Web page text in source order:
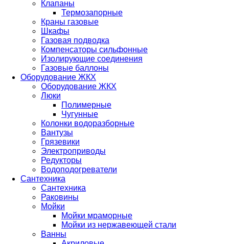
Клапаны
Термозапорные
Краны газовые
Шкафы
Газовая подводка
Компенсаторы сильфонные
Изолирующие соединения
Газовые баллоны
Оборудование ЖКХ
Оборудование ЖКХ
Люки
Полимерные
Чугунные
Колонки водоразборные
Вантузы
Грязевики
Электроприводы
Редукторы
Водоподогреватели
Сантехника
Сантехника
Раковины
Мойки
Мойки мраморные
Мойки из нержавеющей стали
Ванны